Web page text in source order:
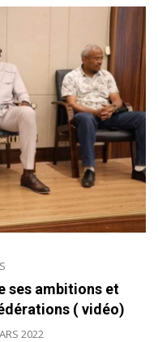
ses ambitions et
( vidéo)
2022